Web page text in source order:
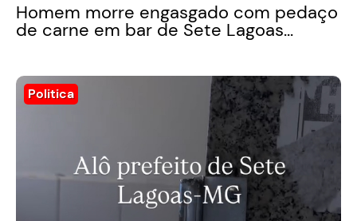
Homem morre engasgado com pedaço
de carne em bar de Sete Lagoas...
Politica